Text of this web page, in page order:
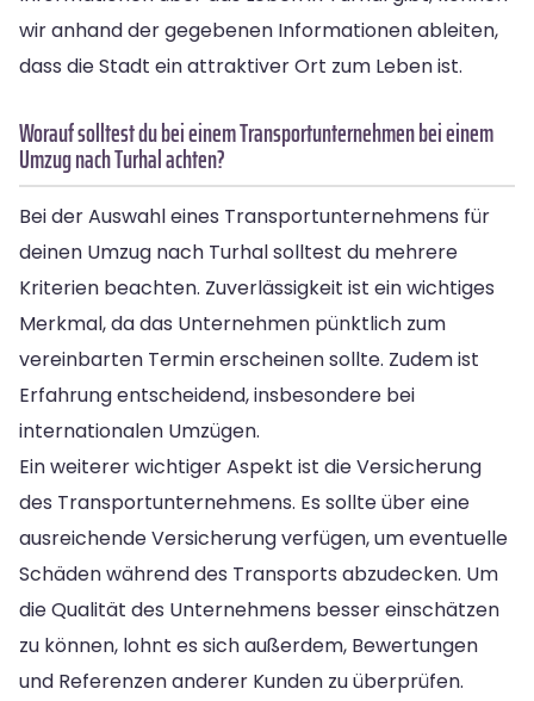
wir anhand der gegebenen Informationen ableiten,
dass die Stadt ein attraktiver Ort zum Leben ist.
Worauf solltest du bei einem Transportunternehmen bei einem
Umzug nach Turhal achten?
Bei der Auswahl eines Transportunternehmens für
deinen Umzug nach Turhal solltest du mehrere
Kriterien beachten. Zuverlässigkeit ist ein wichtiges
Merkmal, da das Unternehmen pünktlich zum
vereinbarten Termin erscheinen sollte. Zudem ist
Erfahrung entscheidend, insbesondere bei
internationalen Umzügen.
Ein weiterer wichtiger Aspekt ist die Versicherung
des Transportunternehmens. Es sollte über eine
ausreichende Versicherung verfügen, um eventuelle
Schäden während des Transports abzudecken. Um
die Qualität des Unternehmens besser einschätzen
zu können, lohnt es sich außerdem, Bewertungen
und Referenzen anderer Kunden zu überprüfen.